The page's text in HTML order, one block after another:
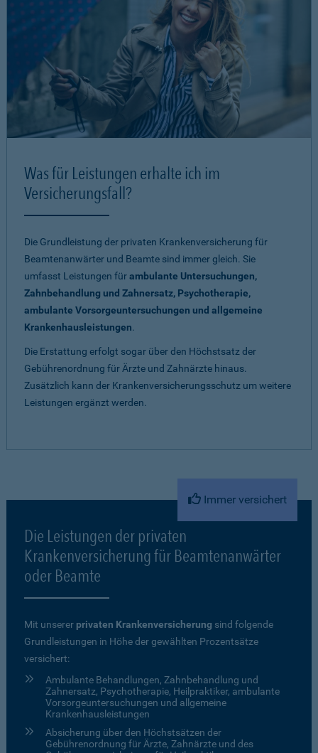
Was für Leistungen erhalte ich im
Versicherungsfall?
Die Grundleistung der privaten Krankenversicherung für
Beamtenanwärter und Beamte sind immer gleich. Sie
umfasst Leistungen fürambulante Untersuchungen,
Zahnbehandlung und Zahnersatz, Psychotherapie,
ambulante Vorsorgeuntersuchungen und allgemeine
Krankenhausleistungen.
Die Erstattung erfolgt sogar über den Höchstsatz der
Gebührenordnung für Ärzte und Zahnärzte hinaus.
Zusätzlich kann der Krankenversicherungsschutz um weitere
Leistungen ergänzt werden.
Immer versichert
Die Leistungen der privaten
Krankenversicherung für Beamtenanwärter
oder Beamte
Mit unserer privaten Krankenversicherung sind folgende
Grundleistungen in Höhe der gewählten Prozentsätze
versichert:
Ambulante Behandlungen, Zahnbehandlung und
Zahnersatz, Psychotherapie, Heilpraktiker, ambulante
Vorsorgeuntersuchungen und allgemeine
Krankenhausleistungen
Absicherung über den Höchstsätzen der
Gebührenordnung für Ärzte, Zahnärzte und des